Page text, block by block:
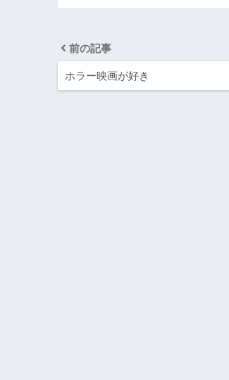
前の記事
ホラー映画が好き